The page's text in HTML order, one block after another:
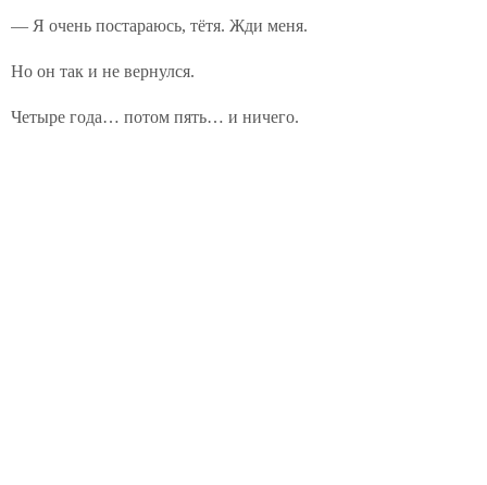
— Я очень постараюсь, тётя. Жди меня.
Но он так и не вернулся.
Четыре года… потом пять… и ничего.